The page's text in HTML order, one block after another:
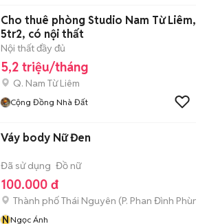
Cho thuê phòng Studio Nam Từ Liêm,
5tr2, có nội thất
Nội thất đầy đủ
5,2 triệu/tháng
Q. Nam Từ Liêm
Cộng Đồng Nhà Đất
Váy body Nữ Đen
Đã sử dụng Đồ nữ
100.000 đ
Thành phố Thái Nguyên (P. Phan Đình Phùng
NNgọc Ánh